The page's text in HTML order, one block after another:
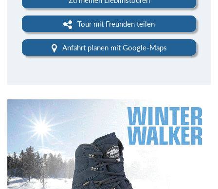
Tour mit Freunden teilen
Anfahrt planen mit Google-Maps